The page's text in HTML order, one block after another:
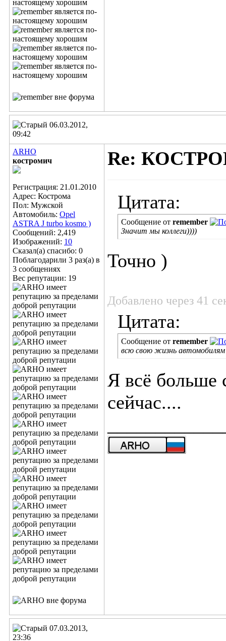
06.03.2012,
09:42
ARHO
костромич
Регистрация: 21.01.2010
Адрес: Кострома
Пол: Мужской
Автомобиль: Opel
ASTRA J turbo kosmo )
Сообщений: 2,419
Изображений: 10
Сказал(а) спасибо: 0
Поблагодарили 3 раз(а) в
3 сообщениях
Вес репутации: 19
Re:
Цитата:
Сообщение от remember
Значит мы коллеги))))
Точно )
Добавлено через 41
Цитата:
Сообщение от remember
всю свою жизнь автомобилям
Я всё больше
сейчас....
07.03.2013,
23:36